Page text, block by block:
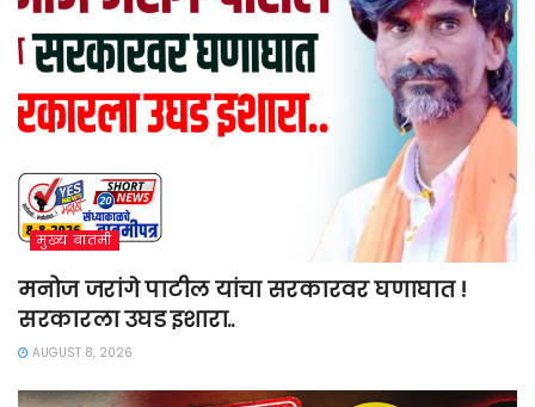
मुख्य बातमी
मनोज जरांगे पाटील यांचा सरकारवर घणाघात !
सरकारला उघड इशारा..
AUGUST 8, 2026